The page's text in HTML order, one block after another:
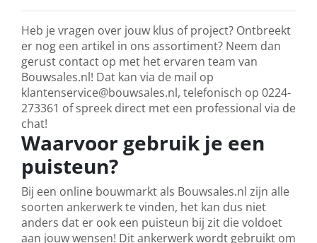
Heb je vragen over jouw klus of project? Ontbreekt
er nog een artikel in ons assortiment? Neem dan
gerust contact op met het ervaren team van
Bouwsales.nl! Dat kan via de mail op
klantenservice@bouwsales.nl, telefonisch op 0224-
273361 of spreek direct met een professional via de
chat!
Waarvoor gebruik je een
puisteun?
Bij een online bouwmarkt als Bouwsales.nl zijn alle
soorten ankerwerk te vinden, het kan dus niet
anders dat er ook een puisteun bij zit die voldoet
aan jouw wensen! Dit ankerwerk wordt gebruikt om